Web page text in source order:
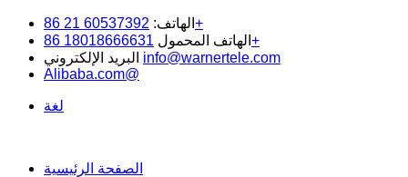
الهاتف: 60537392 21 86+
الهاتف المحمول 18018666631 86+
info@warnertele.com
Alibaba.com@
لغة
الصفحة الرئيسية